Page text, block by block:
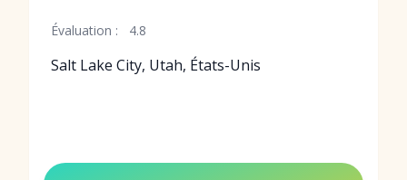
Évaluation : 4.8
Salt Lake City, Utah, États-Unis